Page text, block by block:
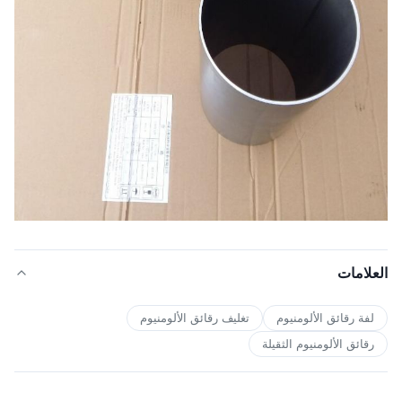
العلامات
لفة رقائق الألومنيوم
تغليف رقائق الألومنيوم
رقائق الألومنيوم الثقيلة